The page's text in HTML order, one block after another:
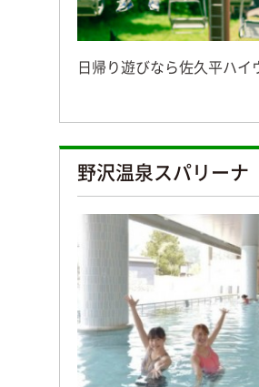
日帰り遊びなら佐久平ハイ
野沢温泉スパリーナ